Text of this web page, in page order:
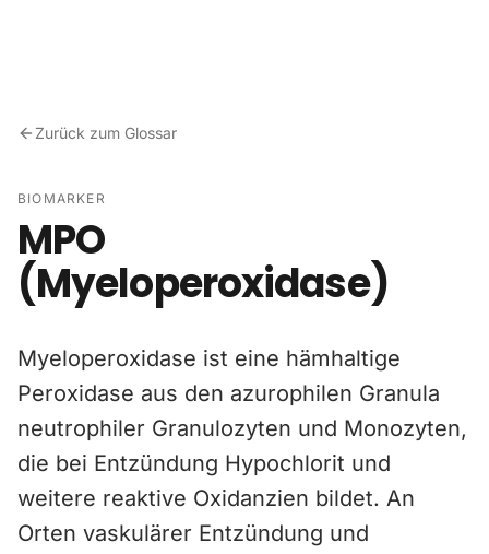
Zurück zum Glossar
BIOMARKER
MPO
(Myeloperoxidase)
Myeloperoxidase ist eine hämhaltige
Peroxidase aus den azurophilen Granula
neutrophiler Granulozyten und Monozyten,
die bei Entzündung Hypochlorit und
weitere reaktive Oxidanzien bildet. An
Orten vaskulärer Entzündung und